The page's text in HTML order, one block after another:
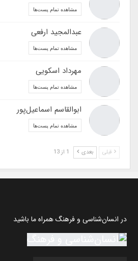
مشاهده تمام پست‌ها
عبدالمجید ارفعی
مشاهده تمام پست‌ها
مهرداد اسکویی
مشاهده تمام پست‌ها
ابوالقاسم اسماعیل‌پور
مشاهده تمام پست‌ها
قبلی بعدی
در انسان‌شناسی و فرهنگ همراه ما باشید